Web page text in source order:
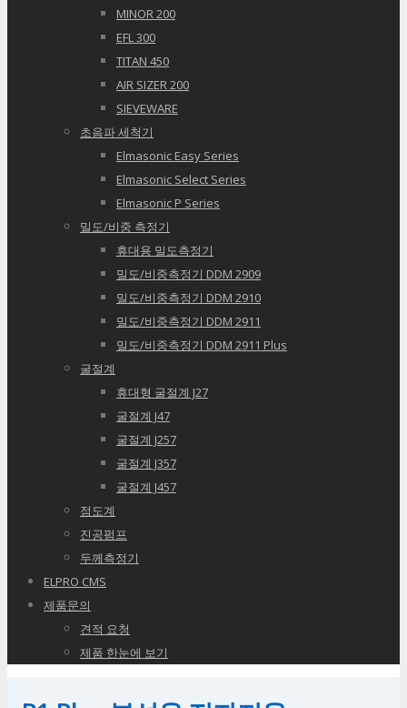
MINOR 200
EFL 300
TITAN 450
AIR SIZER 200
SIEVEWARE
초음파 세척기
Elmasonic Easy Series
Elmasonic Select Series
Elmasonic P Series
밀도/비중 측정기
휴대용 밀도측정기
밀도/비중측정기 DDM 2909
밀도/비중측정기 DDM 2910
밀도/비중측정기 DDM 2911
밀도/비중측정기 DDM 2911 Plus
굴절계
휴대형 굴절계 J27
굴절계 J47
굴절계 J257
굴절계 J357
굴절계 J457
점도계
진공펌프
두께측정기
ELPRO CMS
제품문의
견적 요청
제품 한눈에 보기